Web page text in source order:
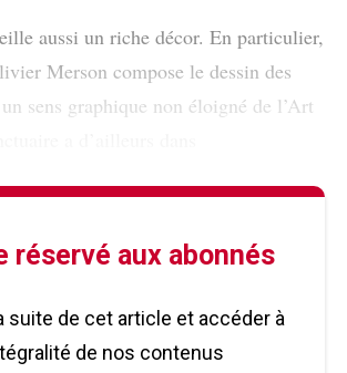
aussi un riche décor. En particulier,
Merson compose le dessin des
sens graphique non éloigné de l’Art
réservé aux abonnés
suite de cet article et accéder à
de nos contenus